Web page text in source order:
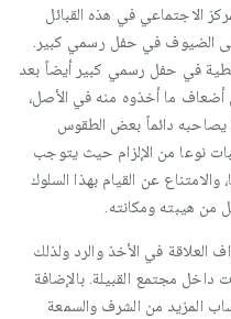
الاجتماعي في هذه القبائل
الضيوف في حفل رسمي كبير.
في حفل رسمي كبير أيضاً بعد
أضعاف ما أخذوه منه في الأصل،
يصاحبه دائماً بعض الطقوس
نوعا من الإلزام حيث يتوجب
عن القيام بهذا السلوك
من هيبته ومكانته.
في الأخذ والرد ولذلك
داخل مجتمع القبيلة. بالإضافة
المزيد من الشرف والسمعة